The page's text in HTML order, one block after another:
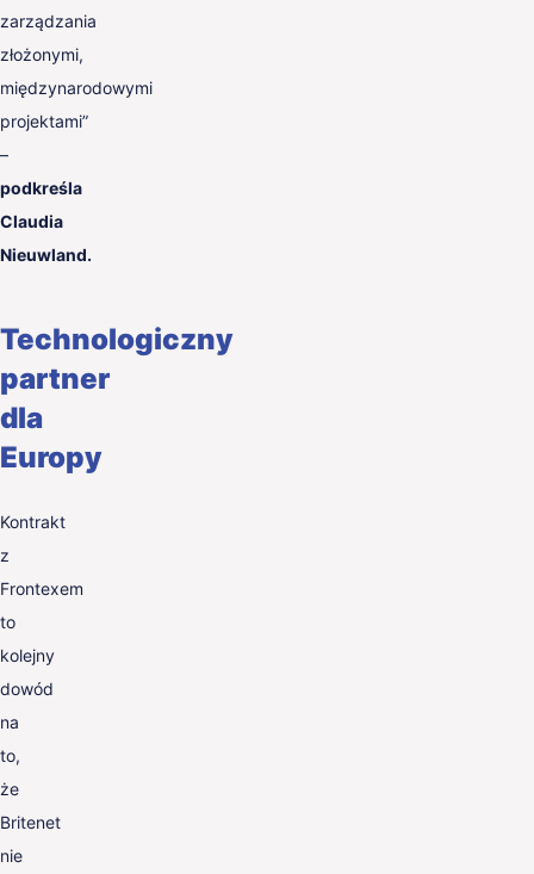
zarządzania
złożonymi,
międzynarodowymi
projektami”
–
podkreśla
Claudia
Nieuwland.
Technologiczny
partner
dla
Europy
Kontrakt
z
Frontexem
to
kolejny
dowód
na
to,
że
Britenet
nie